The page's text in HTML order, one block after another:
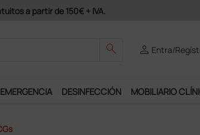
search person Entra/
EMERGENCIA DESINFECCIÓN MOBILIARIO